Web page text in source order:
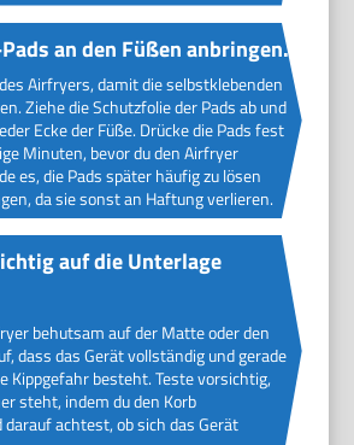
an den Füßen anbringen.
Airfryers, damit die selbstklebenden
Ziehe die Schutzfolie der Pads ab und
Ecke der Füße. Drücke die Pads fest
Minuten, bevor du den Airfryer
es, die Pads später häufig zu lösen
da sie sonst an Haftung verlieren.
auf die Unterlage
behutsam auf der Matte oder den
dass das Gerät vollständig und gerade
Kippgefahr besteht. Teste vorsichtig,
steht, indem du den Korb
achtest, ob sich das Gerät